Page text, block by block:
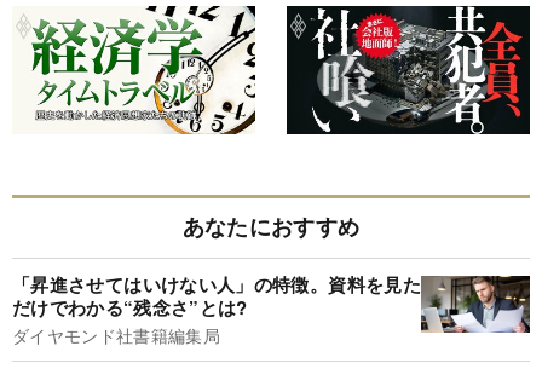
あなたにおすすめ
「昇進させてはいけない人」の特徴。資料を見た
だけでわかる“残念さ”とは?
ダイヤモンド社書籍編集局